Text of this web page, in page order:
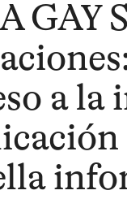
GAY
a